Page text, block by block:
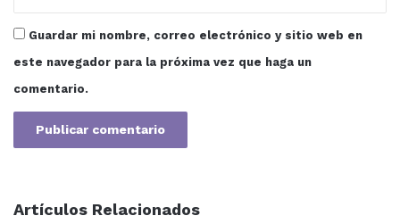
peluquería, estéticas, barberías, perfumería, artículos
de primera necesidad, entre otros.
Para Sinaloa, la derrama económica en este regreso a
clases sería de Tres Mil 075 Millones de Pesos; a nivel
Guardar mi nombre, correo electrónico y sitio web en
este navegador para la próxima vez que haga un
comentario.
Artículos Relacionados